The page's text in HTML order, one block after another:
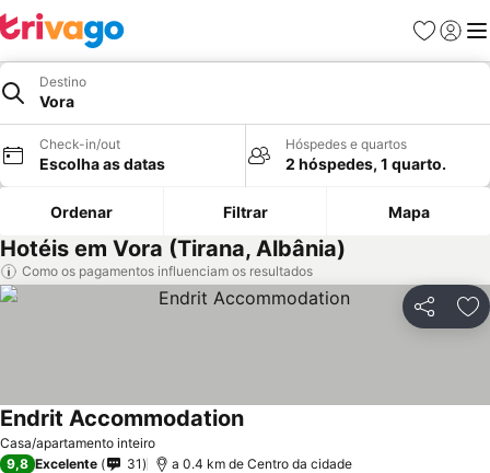
Favoritos
Iniciar
Destino
Vora
Check-in/out
Escolha as datas
Hóspedes e quartos
2 hóspedes, 1 quarto.
Ordenar Filtrar Mapa
Hotéis em Vora (Tirana, Albânia)
Como os pagamentos influenciam os resultados
Partilhar
Casa/apartamento inteiro
Endrit Accommodation
9,8 Excelente 31 a 0.4 km de Centro da cidade